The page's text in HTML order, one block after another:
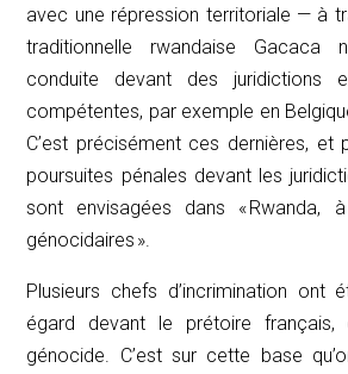
avec une répression territoriale — à
traditionnelle rwandaise Gacaca
conduite devant des juridictions
compétentes, par exemple en
C’est précisément ces dernières, et
poursuites pénales devant les
sont envisagées dans « Rwanda,
génocidaires ».
Plusieurs chefs d’incrimination ont
égard devant le prétoire
génocide. C’est sur cette base